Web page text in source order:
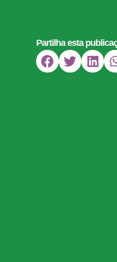
Partilha esta